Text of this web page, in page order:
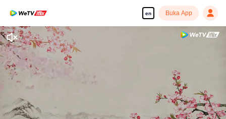
en Buka App
Enjoy smooth and HD episodes